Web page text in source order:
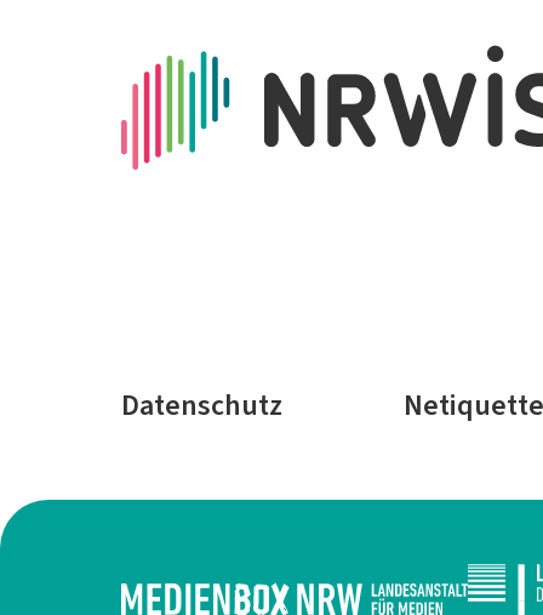
Datenschutz Netiquette